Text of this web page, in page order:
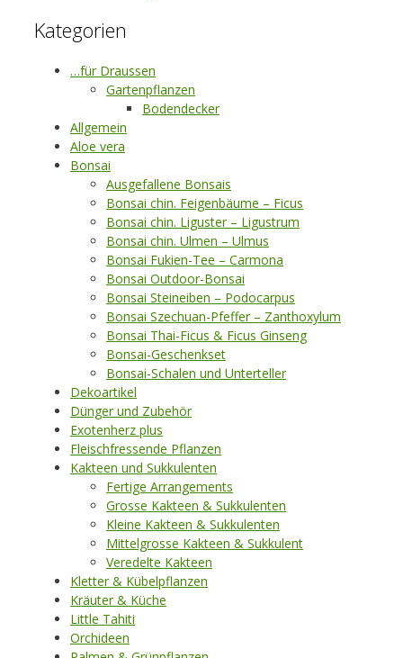
Kategorien
…für Draussen
Gartenpflanzen
Bodendecker
Allgemein
Aloe vera
Bonsai
Ausgefallene Bonsais
Bonsai chin. Feigenbäume – Ficus
Bonsai chin. Liguster – Ligustrum
Bonsai chin. Ulmen – Ulmus
Bonsai Fukien-Tee – Carmona
Bonsai Outdoor-Bonsai
Bonsai Steineiben – Podocarpus
Bonsai Szechuan-Pfeffer – Zanthoxylum
Bonsai Thai-Ficus & Ficus Ginseng
Bonsai-Geschenkset
Bonsai-Schalen und Unterteller
Dekoartikel
Dünger und Zubehör
Exotenherz plus
Fleischfressende Pflanzen
Kakteen und Sukkulenten
Fertige Arrangements
Grosse Kakteen & Sukkulenten
Kleine Kakteen & Sukkulenten
Mittelgrosse Kakteen & Sukkulent
Veredelte Kakteen
Kletter & Kübelpflanzen
Kräuter & Küche
Little Tahiti
Orchideen